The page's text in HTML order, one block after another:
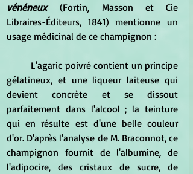
vénéneux (Fortin, Masson et Cie
Libraires-Éditeurs, 1841) mentionne un
usage médicinal de ce champignon :
gélatineux, et une liqueur laiteuse qui
devient concrète et se dissout
parfaitement dans l'alcool ; la teinture
qui en résulte est d'une belle couleur
d'or. D'après l'analyse de M. Braconnot, ce
champignon fournit de l'albumine, de
l'adipocire, des cristaux de sucre, de